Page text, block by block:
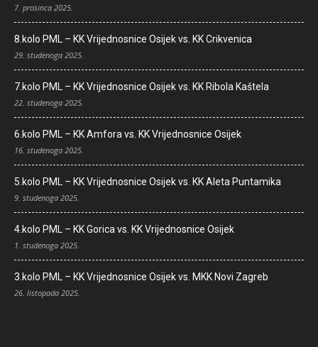
7. prosinca 2025.
8.kolo PML – KK Vrijednosnice Osijek vs. KK Crikvenica
29. studenoga 2025.
7.kolo PML – KK Vrijednosnice Osijek vs. KK Ribola Kaštela
22. studenoga 2025.
6.kolo PML – KK Amfora vs. KK Vrijednosnice Osijek
16. studenoga 2025.
5.kolo PML – KK Vrijednosnice Osijek vs. KK Aleta Puntamika
9. studenoga 2025.
4.kolo PML – KK Gorica vs. KK Vrijednosnice Osijek
1. studenoga 2025.
3.kolo PML – KK Vrijednosnice Osijek vs. MKK Novi Zagreb
26. listopada 2025.